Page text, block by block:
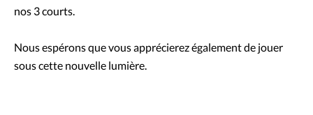
nos 3 courts.
Nous espérons que vous apprécierez également de jouer
sous cette nouvelle lumière.